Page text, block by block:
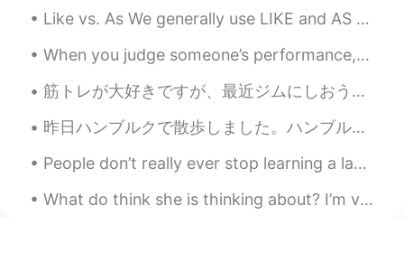
はよく私の横に来た
このシェパードはナデナデが好きだか
ら、私が違う犬を撫でる時にとても羨
ましくなったそう(笑)
このシェパードはナデナデが好きだか
ましそうだった(笑)
煩くて吠えてた🤣
Like vs. As We generally use LIKE and AS to make comparisons. LIKE LIKE = similar to; the same a...
When you judge someone’s performance, it’s important to give positive feedback along with any cri...
筋トレが大好きですが、最近ジムにしおうと決めた I love weight training, and recently I decided to continue doing it at a ...
昨日ハンブルクで散歩しました。ハンブルクで大きな高射砲塔があります。ハンブルクの困難な歴史を思い起こさせます。大きすぎるので、破壊できません。きれいするために最近高射砲塔の上で庭が作られます。前...
People don’t really ever stop learning a language! It’s a continual process throughout life. Yes,...
What do think she is thinking about? I’m very interested in your opinions. Please leave your opi...